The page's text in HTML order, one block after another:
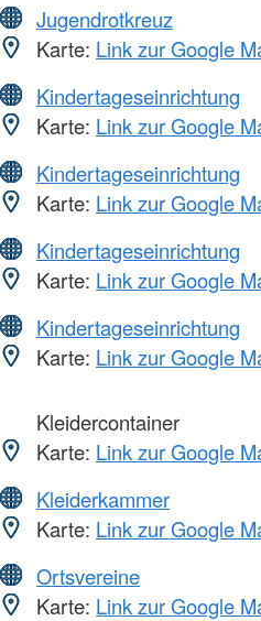
Jugendrotkreuz
Karte: Link zur Google
Kindertageseinrichtung
Karte: Link zur Google
Kindertageseinrichtung
Karte: Link zur Google
Kindertageseinrichtung
Karte: Link zur Google
Kindertageseinrichtung
Karte: Link zur Google
Kleidercontainer
Karte: Link zur Google
Kleiderkammer
Karte: Link zur Google
Ortsvereine
Karte: Link zur Google